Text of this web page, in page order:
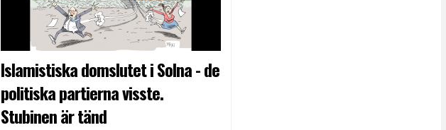
Islamistiska domslutet i Solna - de
politiska partierna visste.
Stubinen är tänd